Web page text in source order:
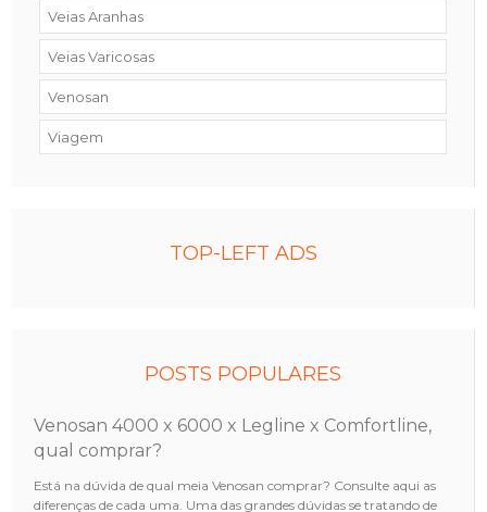
Veias Aranhas
Veias Varicosas
Venosan
Viagem
TOP-LEFT ADS
POSTS POPULARES
Venosan 4000 x 6000 x Legline x Comfortline,
qual comprar?
Está na dúvida de qual meia Venosan comprar? Consulte aqui as
diferenças de cada uma. Uma das grandes dúvidas se tratando de